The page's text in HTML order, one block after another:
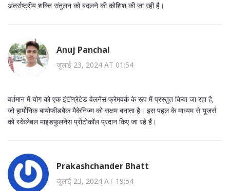
अंतर्राष्ट्रीय शक्ति संतुलन को बदलने की कोशिश की जा रही है।
Anuj Panchal
जुलाई 23, 2024 AT 01:54
वर्तमान में योग को एक इंटीग्रेटेड वेलनेस फ्रेमवर्क के रूप में प्रस्तुत किया जा रहा है,
जो हार्मोनिक बायोफीडबैक मैकेनिज्म को सक्षम बनाता है। इस पहल के माध्यम से यूजर्स
को स्केलेबल माइंडफुलनेस प्रोटोकॉल प्रदान किए जा रहे हैं।
Prakashchander Bhatt
जुलाई 23, 2024 AT 19:54